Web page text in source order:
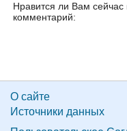
Нравится ли Вам
комментарий:
О сайте
Источники данных